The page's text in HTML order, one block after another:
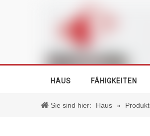
HAUS FÄHIGKEITEN
Sie sind hier: Haus »